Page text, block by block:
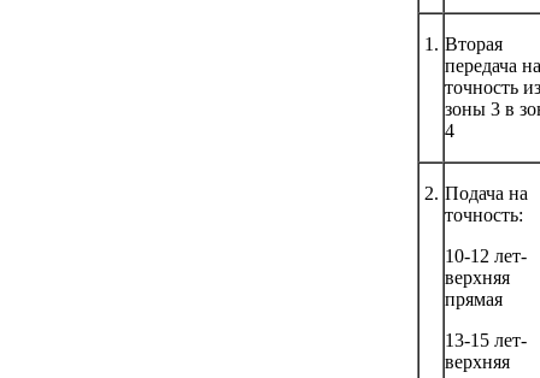
1. Вторая
передача на
точность из
зоны 3 в
4
2. Подача на
точность:
10-12 лет-
верхняя
прямая
13-15 лет-
верхняя